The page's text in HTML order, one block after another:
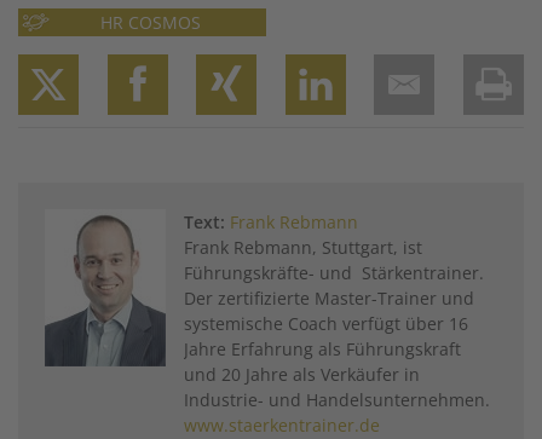
HR COSMOS
Text: Frank Rebmann
Frank Rebmann, Stuttgart, ist
Führungskräfte- und Stärkentrainer.
Der zertifizierte Master-Trainer und
systemische Coach verfügt über 16
Jahre Erfahrung als Führungskraft
und 20 Jahre als Verkäufer in
Industrie- und Handelsunternehmen.
www.staerkentrainer.de